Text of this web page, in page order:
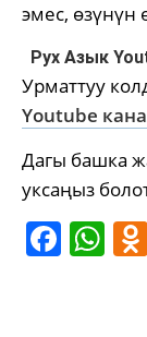
эмес, өзүнүн
Рух Азык
Урматтуу
Youtube
Дагы башка
уксаңыз